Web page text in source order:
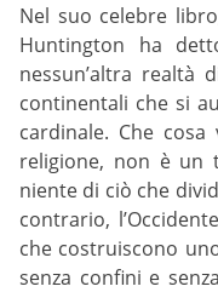
Nel suo celebre
Huntington ha
nessun’altra realtà
continentali che si
cardinale. Che
religione, non è un
niente di ciò che
contrario,
che costruiscono
senza confini e